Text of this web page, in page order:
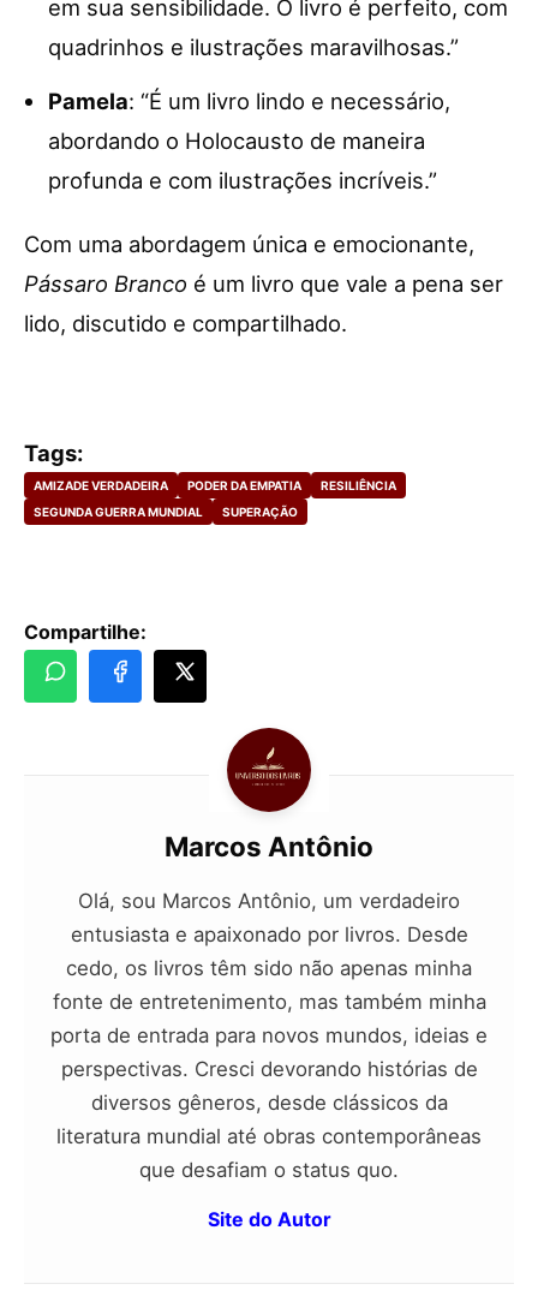
em sua sensibilidade. O livro é perfeito, com
quadrinhos e ilustrações maravilhosas.”
Pamela: “É um livro lindo e necessário,
abordando o Holocausto de maneira
profunda e com ilustrações incríveis.”
Com uma abordagem única e emocionante,
Pássaro Branco é um livro que vale a pena ser
lido, discutido e compartilhado.
Tags:
AMIZADE VERDADEIRA PODER DA EMPATIA
RESILIÊNCIA
SEGUNDA GUERRA MUNDIAL
SUPERAÇÃO
Compartilhe:
Marcos Antônio
Olá, sou Marcos Antônio, um verdadeiro
entusiasta e apaixonado por livros. Desde
cedo, os livros têm sido não apenas minha
fonte de entretenimento, mas também minha
porta de entrada para novos mundos, ideias e
perspectivas. Cresci devorando histórias de
diversos gêneros, desde clássicos da
literatura mundial até obras contemporâneas
que desafiam o status quo.
Site do Autor